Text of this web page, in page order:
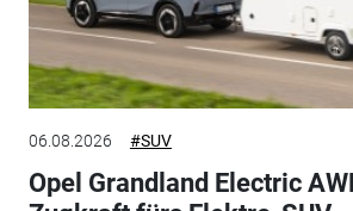
06.08.2026 #SUV
Opel Grandland Electric